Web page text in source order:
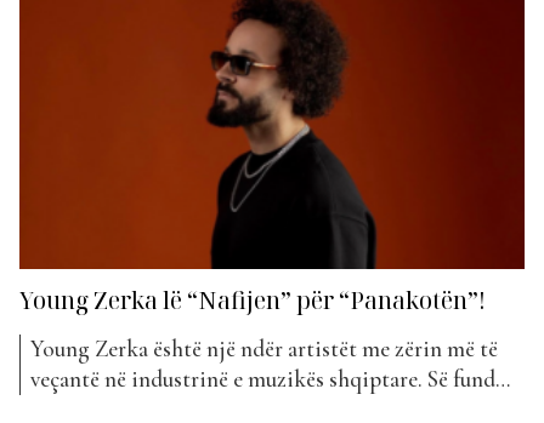
se cilat janë ato… Dr1n & Ani – Nintendo (+76
pozicione) Ronela Hajati – Ta Ta...
Young Zerka lë “Nafijen” për “Panakotën”!
Young Zerka është një ndër artistët me zërin më të
veçantë në industrinë e muzikës shqiptare. Së fundmi